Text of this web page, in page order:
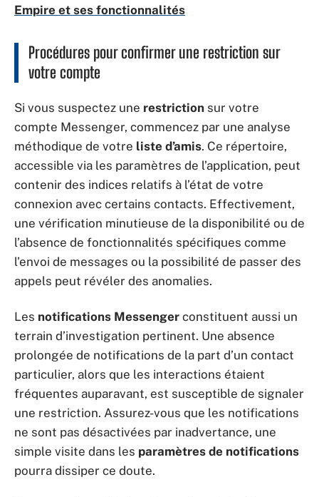
Empire et ses fonctionnalités
Procédures pour confirmer une restriction sur
votre compte
Si vous suspectez une restriction sur votre
compte Messenger, commencez par une analyse
méthodique de votre liste d’amis. Ce répertoire,
accessible via les paramètres de l’application, peut
contenir des indices relatifs à l’état de votre
connexion avec certains contacts. Effectivement,
une vérification minutieuse de la disponibilité ou de
l’absence de fonctionnalités spécifiques comme
l’envoi de messages ou la possibilité de passer des
appels peut révéler des anomalies.
Les notifications Messenger constituent aussi un
terrain d’investigation pertinent. Une absence
prolongée de notifications de la part d’un contact
particulier, alors que les interactions étaient
fréquentes auparavant, est susceptible de signaler
une restriction. Assurez-vous que les notifications
ne sont pas désactivées par inadvertance, une
simple visite dans les paramètres de notifications
pourra dissiper ce doute.